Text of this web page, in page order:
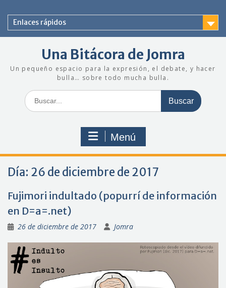
contenido
Enlaces rápidos
Una Bitácora de Jomra
Un pequeño espacio para la expresión, el debate, y hacer
bulla… sobre todo mucha bulla.
Buscar:
Menú
Día: 26 de diciembre de 2017
Fujimori indultado (popurrí de información
en D=a=.net)
26 de diciembre de 2017 Jomra